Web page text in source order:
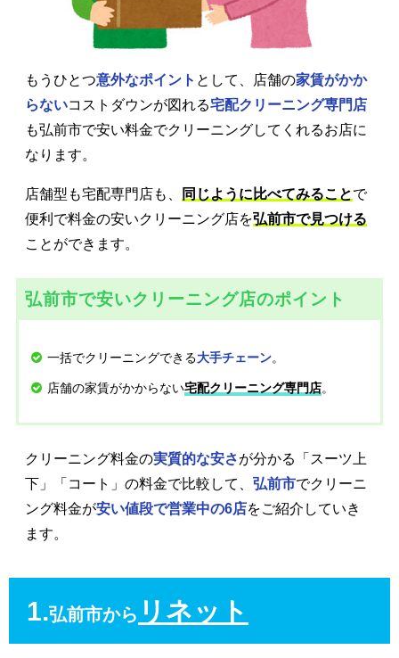
もうひとつ意外なポイント として、店舗の家賃がかか
らないコストダウンが図れる宅配クリーニング専門店
も弘前市で安い料金でクリーニングしてくれるお店に
なります。
店舗型も宅配専門店も、 同じように比べてみることで
便利で料金の安いクリーニング店を弘前市で見つける
ことができます。
弘前市で安いクリーニング店のポイント
一括でクリーニングできる大手チェーン。
店舗の家賃がかからない宅配クリーニング専門店。
クリーニング料金の実質的な安さが分かる「スーツ上
下」「コート」の料金で比較して、 弘前市でクリーニ
ング料金が安い値段で営業中の6店をご紹介していき
ます。
1.弘前市から リネット